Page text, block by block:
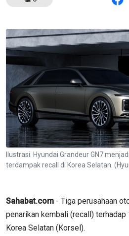
Ilustrasi. Hyundai Grandeur GN7
terdampak recall di Korea Selatan.
Sahabat.com - Tiga perusahaan
penarikan kembali (recall) terhadap
Korea Selatan (Korsel).